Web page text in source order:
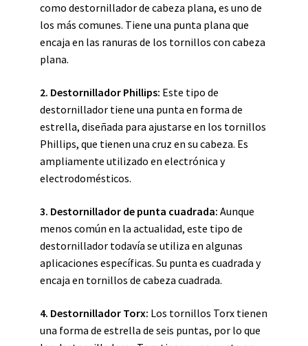
como destornillador de cabeza plana, es uno de
los más comunes. Tiene una punta plana que
encaja en las ranuras de los tornillos con cabeza
plana.
2. Destornillador Phillips: Este tipo de
destornillador tiene una punta en forma de
estrella, diseñada para ajustarse en los tornillos
Phillips, que tienen una cruz en su cabeza. Es
ampliamente utilizado en electrónica y
electrodomésticos.
3. Destornillador de punta cuadrada: Aunque
menos común en la actualidad, este tipo de
destornillador todavía se utiliza en algunas
aplicaciones específicas. Su punta es cuadrada y
encaja en tornillos de cabeza cuadrada.
4. Destornillador Torx: Los tornillos Torx tienen
una forma de estrella de seis puntas, por lo que